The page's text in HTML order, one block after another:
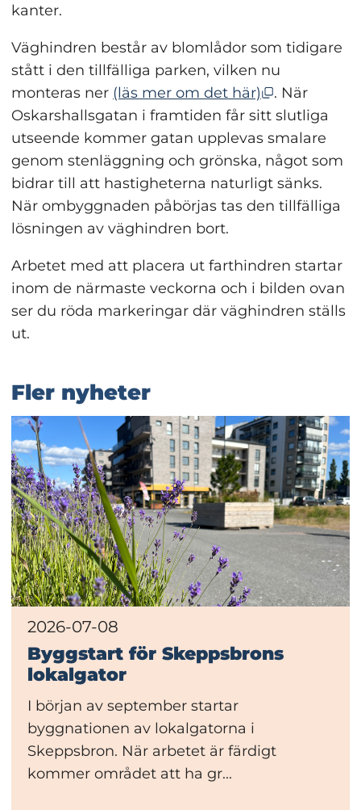
kanter.
Väghindren består av blomlådor som tidigare
stått i den tillfälliga parken, vilken nu
monteras ner (läs mer om det här) Öppnas i
. När
Oskarshallsgatan i framtiden får sitt slutliga
utseende kommer gatan upplevas smalare
genom stenläggning och grönska, något som
bidrar till att hastigheterna naturligt sänks.
När ombyggnaden påbörjas tas den tillfälliga
lösningen av väghindren bort.
Arbetet med att placera ut farthindren startar
inom de närmaste veckorna och i bilden ovan
ser du röda markeringar där väghindren ställs
ut.
Fler nyheter
2026-07-08
Byggstart för Skeppsbrons
lokalgator
I början av september startar
byggnationen av lokalgatorna i
Skeppsbron. När arbetet är färdigt
kommer området att ha gr...